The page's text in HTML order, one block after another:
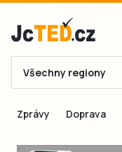
E-mail
Všechny regiony
Zprávy Doprava